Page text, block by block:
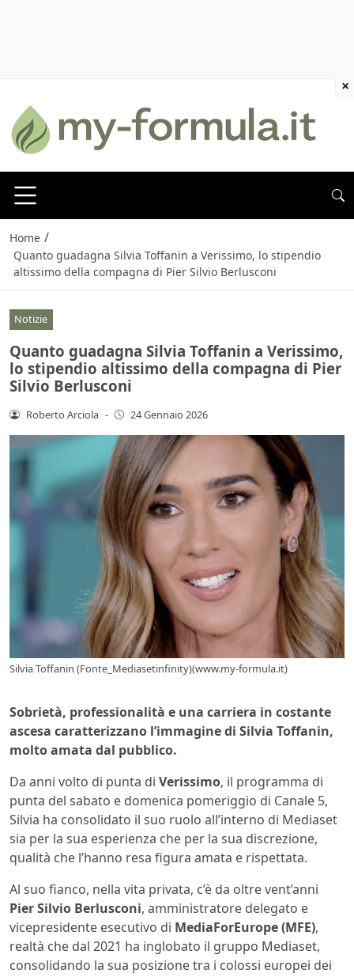
Home /
Quanto guadagna Silvia Toffanin a Verissimo, lo stipendio
altissimo della compagna di Pier Silvio Berlusconi
Notizie
Quanto guadagna Silvia Toffanin a Verissimo,
lo stipendio altissimo della compagna di Pier
Silvio Berlusconi
Roberto Arciola - 24 Gennaio 2026
Silvia Toffanin (Fonte_Mediasetinfinity)(www.my-formula.it)
Sobrietà, professionalità e una carriera in costante
ascesa caratterizzano l’immagine di Silvia Toffanin,
molto amata dal pubblico.
Da anni volto di punta di Verissimo, il programma di
punta del sabato e domenica pomeriggio di Canale 5,
Silvia ha consolidato il suo ruolo all’interno di Mediaset
sia per la sua esperienza che per la sua discrezione,
qualità che l’hanno resa figura amata e rispettata.
Al suo fianco, nella vita privata, c’è da oltre vent’anni
Pier Silvio Berlusconi, amministratore delegato e
vicepresidente esecutivo di MediaForEurope (MFE),
realtà che dal 2021 ha inglobato il gruppo Mediaset,
consolidando la sua posizione tra i colossi europei dei
×